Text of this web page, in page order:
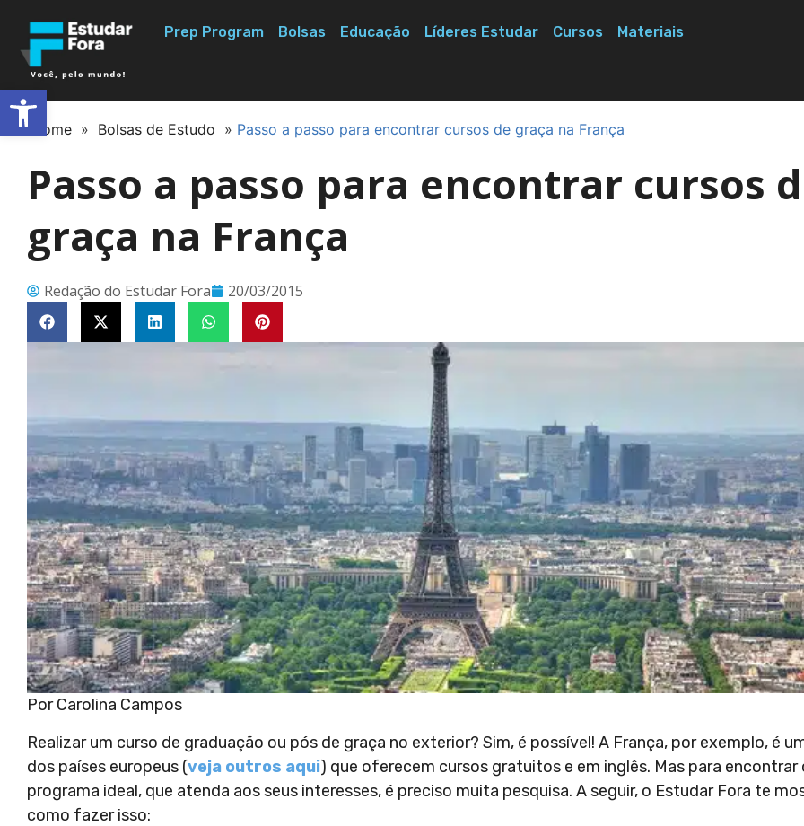
Prep Program Bolsas Educação Líderes Estudar Cursos Materiais
Home » Bolsas de Estudo » Passo a passo para encontrar cursos de graça na França
Passo a passo para encontrar cursos
graça na França
Redação do Estudar Fora 20/03/2015
Por Carolina Campos
Realizar um curso de graduação ou pós de graça no exterior? Sim, é possível! A França, por exemplo, é
dos países europeus (veja outros aqui) que oferecem cursos gratuitos e em inglês. Mas para encontrar
programa ideal, que atenda aos seus interesses, é preciso muita pesquisa. A seguir, o Estudar Fora te
como fazer isso:
Abrir a barra de ferramentas